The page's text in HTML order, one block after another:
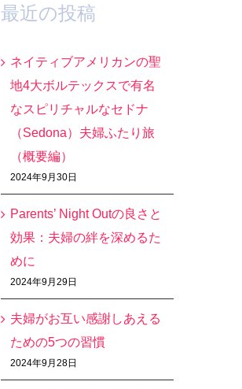
最近の投稿
ネイティブアメリカンの聖
地4大ボルテックスで有名
なスピリチャルなセドナ
（Sedona）夫婦ふたり旅
（概要編）
2024年9月30日
Parents’ Night Outの良さと
効果：夫婦の絆を深めるた
めに
2024年9月29日
夫婦がお互い感謝しあえる
ための5つの習慣
2024年9月28日